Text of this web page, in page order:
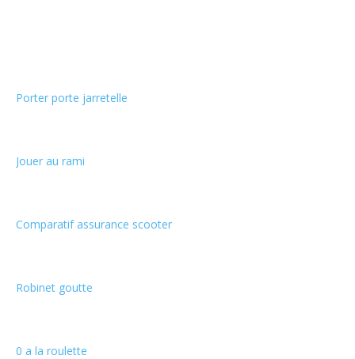
Porter porte jarretelle
Jouer au rami
Comparatif assurance scooter
Robinet goutte
0 a la roulette